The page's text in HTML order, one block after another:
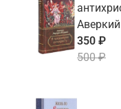
350 ₽
500 ₽